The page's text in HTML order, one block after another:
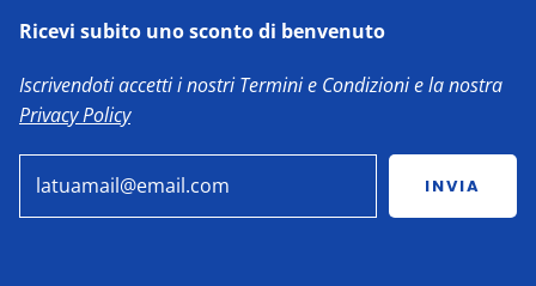
Ricevi subito uno sconto di benvenuto
Iscrivendoti accetti i nostri Termini e Condizioni e la nostra
Privacy Policy
INVIA